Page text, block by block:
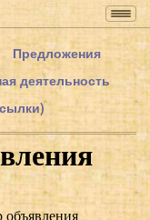
Предложения
деятельность
объявления